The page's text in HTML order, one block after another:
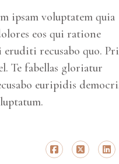
ipsam voluptatem quia
eos qui ratione
recusabo quo. Pri
Te fabellas gloriatur
euripidis